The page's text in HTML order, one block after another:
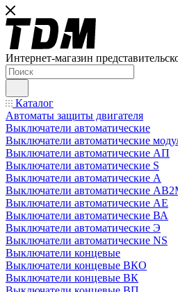
Интернет-магазин
Каталог
Автоматы защиты двигателя
Выключатели автоматические
Выключатели автоматические
Выключатели автоматические АП
Выключатели автоматические S
Выключатели автоматические А
Выключатели автоматические
Выключатели автоматические АЕ
Выключатели автоматические ВА
Выключатели автоматические Э
Выключатели автоматические NS
Выключатели концевые
Выключатели концевые ВКО
Выключатели концевые ВК